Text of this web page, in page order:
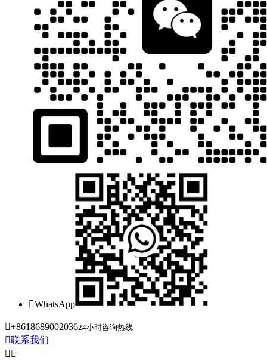
WhatsApp
+861868900203624小时咨询热线
联系我们
 